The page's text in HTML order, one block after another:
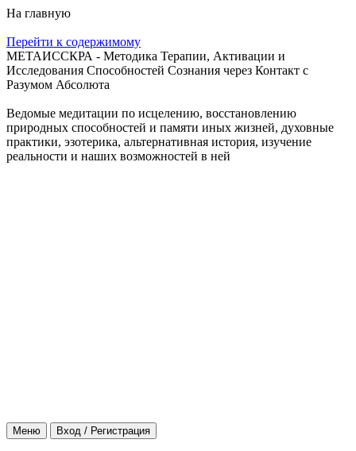
На главную
Перейти к содержимому
МЕТАИССКРА - Методика Терапии, Активации и
Исследования Способностей Сознания через Контакт с
Разумом Абсолюта
Ведомые медитации по исцелению, восстановлению
природных способностей и памяти иных жизней, духовные
практики, эзотерика, альтернативная история, изучение
реальности и наших возможностей в ней
Меню Вход / Регистрация